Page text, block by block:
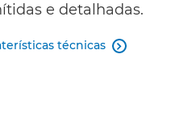
e detalhadas.
técnicas 